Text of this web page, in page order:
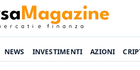
NEWS INVESTIMENTI AZIONI